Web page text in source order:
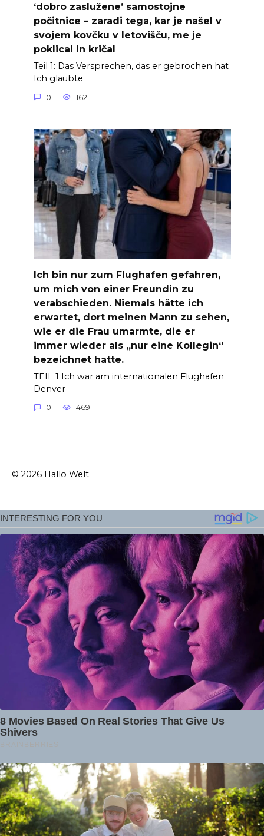
‘dobro zaslužene’ samostojne
počitnice – zaradi tega, kar je našel v
svojem kovčku v letovišču, me je
poklical in kričal
Teil 1: Das Versprechen, das er gebrochen hat
Ich glaubte
0 162
Ich bin nur zum Flughafen gefahren,
um mich von einer Freundin zu
verabschieden. Niemals hätte ich
erwartet, dort meinen Mann zu sehen,
wie er die Frau umarmte, die er
immer wieder als „nur eine Kollegin“
bezeichnet hatte.
TEIL 1 Ich war am internationalen Flughafen
Denver
0 469
© 2026 Hallo Welt